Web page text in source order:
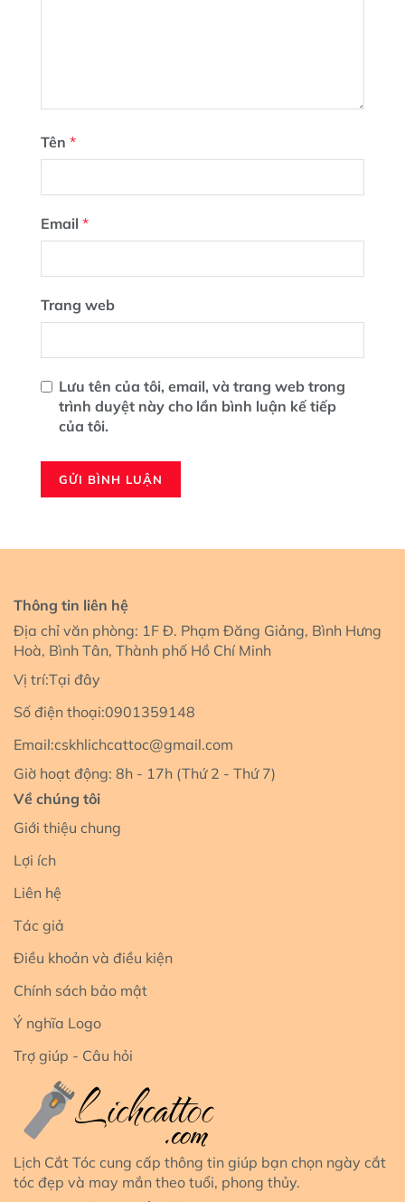
Tên *
Email *
Trang web
Lưu tên của tôi, email, và trang web trong
trình duyệt này cho lần bình luận kế tiếp
của tôi.
Thông tin liên hệ
Địa chỉ văn phòng: 1F Đ. Phạm Đăng Giảng, Bình Hưng
Hoà, Bình Tân, Thành phố Hồ Chí Minh
Vị trí:Tại đây
Số điện thoại:0901359148
Email:cskhlichcattoc@gmail.com
Giờ hoạt động: 8h - 17h (Thứ 2 - Thứ 7)
Về chúng tôi
Giới thiệu chung
Lợi ích
Liên hệ
Tác giả
Điều khoản và điều kiện
Chính sách bảo mật
Ý nghĩa Logo
Trợ giúp - Câu hỏi
Lịch Cắt Tóc cung cấp thông tin giúp bạn chọn ngày cắt
tóc đẹp và may mắn theo tuổi, phong thủy.